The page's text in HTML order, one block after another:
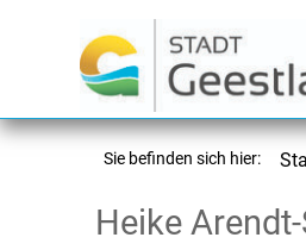
Sie befinden sich hier:
Heike Arendt-